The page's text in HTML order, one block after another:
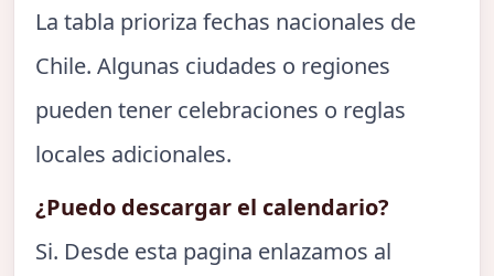
La tabla prioriza fechas nacionales de
Chile. Algunas ciudades o regiones
pueden tener celebraciones o reglas
locales adicionales.
¿Puedo descargar el calendario?
Si. Desde esta pagina enlazamos al